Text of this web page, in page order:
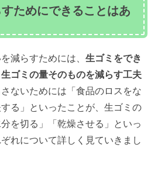
ためにできることはあ
減らすためには、 生ゴミをでき
ゴミの量そのものを減らす工夫
ないためには「食品のロスをな
る」といったことが、生ゴミの
を切る」「乾燥させる」といっ
れについて詳しく見ていきまし